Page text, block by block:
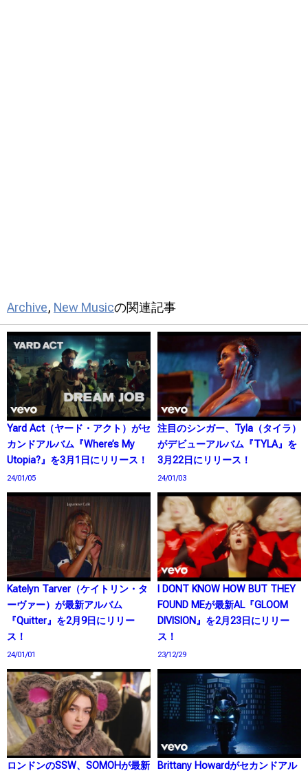
Archive, New Musicの関連記事
Yard Act（ヤード・アクト）がセ
カンドアルバム『Where’s My
Utopia?』を3月1日にリリース！
24/01/05
注目のシンガー、Tyla（タイラ）
がデビューアルバム『TYLA』を
3月22日にリリース！
24/01/03
Katelyn Tarver（ケイトリン・タ
ーヴァー）が最新アルバム
『Quitter』を2月9日にリリー
ス！
24/01/01
I DONT KNOW HOW BUT THEY
FOUND MEが最新AL『GLOOM
DIVISION』を2月23日にリリー
ス！
23/12/29
ロンドンのSSW、SOMOHが最新
Brittany Howardがセカンドアル